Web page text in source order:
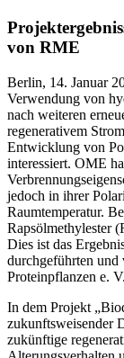
von RME
Berlin, 14. Januar
Verwendung von
nach weiteren
regenerativem
Entwicklung von
interessiert. OME
jedoch in ihrer
Raumtemperatur.
Rapsölmethylester
Dies ist das
durchgeführten
Proteinpflanzen e.
In dem Projekt
zukunftsweisender
zukünftige